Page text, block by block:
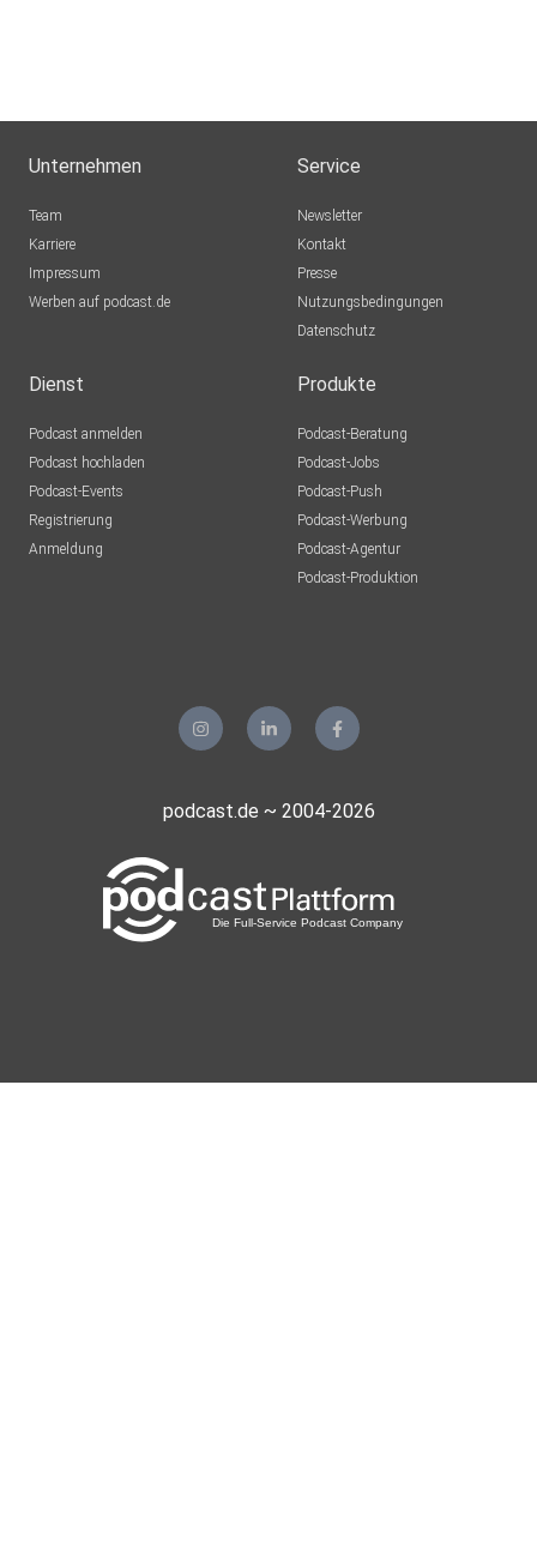
möchten. „insan“ bedeutet im Türkischen
als Einladung: Menschen zuzuhören,
unterschiedliche Perspektiven kennenzulernen
und gemeinsam darüber nachzudenken, wie wir
unsere Gesellschaft menschlicher gestalten
können. Ein Podcast über Begegnung, Empathie,
freiwilliges Engagement und die Überzeugung,
Menschen einander zuhören.
Unternehmen
Team
Karriere
Impressum
Werben auf podcast.de
Service
Newsletter
Kontakt
Presse
Nutzungsbedingungen
Datenschutz
Dienst
Podcast anmelden
Podcast hochladen
Podcast-Events
Registrierung
Anmeldung
Produkte
Podcast-Beratung
Podcast-Jobs
Podcast-Push
Podcast-Werbung
Podcast-Agentur
Podcast-Produktion
podcast.de ~ 2004-2026